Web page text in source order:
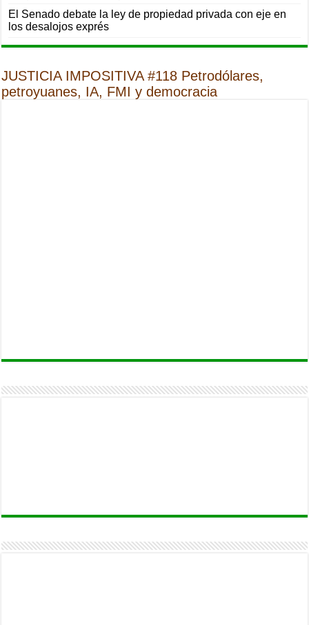
El Senado debate la ley de propiedad privada con eje en
los desalojos exprés
JUSTICIA IMPOSITIVA #118 Petrodólares,
petroyuanes, IA, FMI y democracia